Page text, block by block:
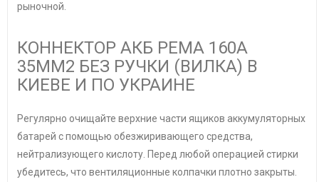
рыночной.
КОННЕКТОР АКБ РЕМА 160А
35ММ2 БЕЗ РУЧКИ (ВИЛКА) В
КИЕВЕ И ПО УКРАИНЕ
Регулярно очищайте верхние части ящиков аккумуляторных
батарей с помощью обезжиривающего средства,
нейтрализующего кислоту. Перед любой операцией стирки
убедитесь, что вентиляционные колпачки плотно закрыты.